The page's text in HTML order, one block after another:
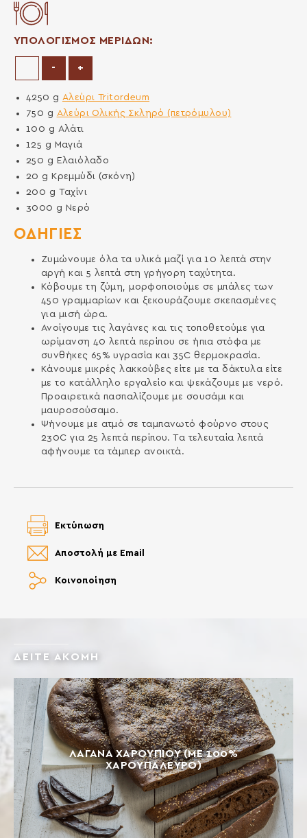
ΟΔΗΓΙΕΣ
Ζυμώνουμε όλα τα υλικά μαζί για 10 λεπτά στην
αργή και 5 λεπτά στη γρήγορη ταχύτητα.
Κόβουμε τη ζύμη, μορφοποιούμε σε μπάλες των
450 γραμμαρίων και ξεκουράζουμε σκεπασμένες
για μισή ώρα.
Ανοίγουμε τις λαγάνες και τις τοποθετούμε για
ωρίμανση 40 λεπτά περίπου σε ήπια στόφα με
συνθήκες 65% υγρασία και 35C θερμοκρασία.
Κάνουμε μικρές λακκούβες είτε με τα δάκτυλα είτε
με το κατάλληλο εργαλείο και ψεκάζουμε με νερό.
Προαιρετικά πασπαλίζουμε με σουσάμι και
μαυροσούσαμο.
Ψήνουμε με ατμό σε ταμπανωτό φούρνο στους
230C για 25 λεπτά περίπου. Τα τελευταία λεπτά
αφήνουμε τα τάμπερ ανοικτά.
ΥΠΟΛΟΓΙΣΜΟΣ ΜΕΡΙΔΩΝ:
- Μείωση μερίδων
+Αύξηση μερίδων
4250 g Αλεύρι Tritordeum
750 g Αλεύρι Ολικής Σκληρό (πετρόμυλου)
100 g Αλάτι
125 g Μαγιά
250 g Ελαιόλαδο
20 gΚρεμμύδι (σκόνη)
200 g Ταχίνι
3000 g Νερό
Κοινοποίηση
Αποστολή με Email
Εκτύπωση
ΔΕΙΤΕ ΑΚΟΜΗ
ΛΑΓΆΝΑ ΧΑΡΟΥΠΙΟΎ (ΜΕ 100%
ΧΑΡΟΥΠΆΛΕΥΡΟ)